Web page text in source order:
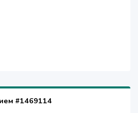
#1469114